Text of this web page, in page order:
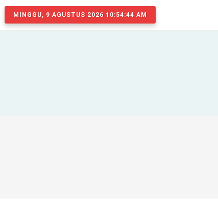
MINGGU, 9 AGUSTUS 2026 10:54:45 AM